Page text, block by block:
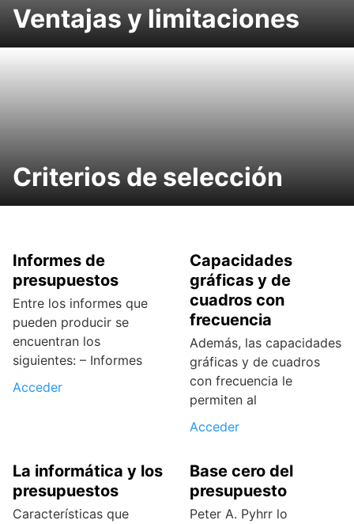
Ventajas y limitaciones
Criterios de selección
Informes de
presupuestos
Entre los informes que
pueden producir se
encuentran los
siguientes: – Informes
Acceder
Capacidades
gráficas y de
cuadros con
frecuencia
Además, las capacidades
gráficas y de cuadros
con frecuencia le
permiten al
Acceder
La informática y los
presupuestos
Características que
Base cero del
presupuesto
Peter A. Pyhrr lo